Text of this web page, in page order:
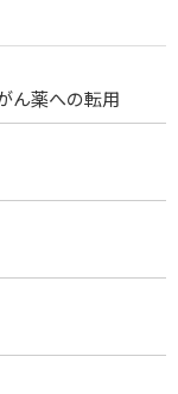
ん薬への転用